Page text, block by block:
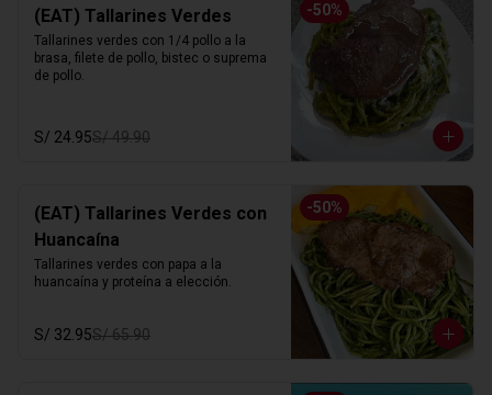
-50%
(EAT) Tallarines Verdes
Tallarines verdes con 1/4 pollo a la
brasa, filete de pollo, bistec o suprema
de pollo.
S/ 24.95S/ 49.90
-50%
(EAT) Tallarines Verdes con
Huancaína
Tallarines verdes con papa a la
huancaína y proteína a elección.
S/ 32.95S/ 65.90